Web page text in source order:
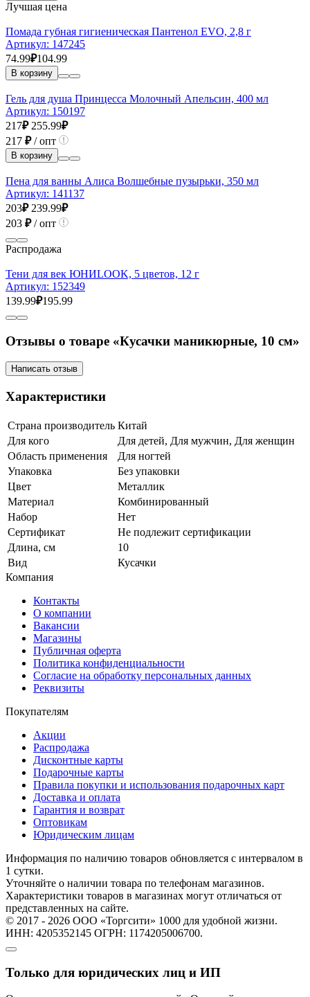
Лучшая цена
Помада губная гигиеническая Пантенол EVO, 2,8 г
Артикул: 147245
74.99₽104.99
В корзину
Гель для душа Принцесса Молочный Апельсин, 400 мл
Артикул: 150197
217₽ 255.99₽
217 ₽/ опт
В корзину
Пена для ванны Алиса Волшебные пузырьки, 350 мл
Артикул: 141137
203₽ 239.99₽
203 ₽/ опт
Распродажа
Тени для век ЮНИLOOK, 5 цветов, 12 г
Артикул: 152349
139.99₽195.99
Отзывы о товаре «Кусачки маникюрные, 10 см»
Написать отзыв
Характеристики
Страна производитель Китай
Для кого
Для детей, Для мужчин, Для женщин
Область применения
Для ногтей
Упаковка
Без упаковки
Цвет
Металлик
Материал
Комбинированный
Набор
Нет
Сертификат
Не подлежит сертификации
Длина, см
10
Вид
Кусачки
Компания
Контакты
О компании
Вакансии
Магазины
Публичная оферта
Политика конфиденциальности
Согласие на обработку персональных данных
Реквизиты
Покупателям
Акции
Распродажа
Дисконтные карты
Подарочные карты
Правила покупки и использования подарочных карт
Доставка и оплата
Гарантия и возврат
Оптовикам
Юридическим лицам
Информация по наличию товаров обновляется с интервалом в
1 сутки.
Уточняйте о наличии товара по телефонам магазинов.
Характеристики товаров в магазинах могут отличаться от
представленных на сайте.
© 2017 - 2026 ООО «Торгсити» 1000 для удобной жизни.
ИНН: 4205352145 ОГРН: 1174205006700.
Только для юридических лиц и ИП